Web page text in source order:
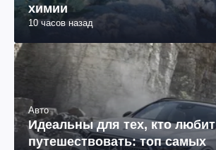
химии
10 часов назад
Авто
Идеальны для тех, кто любит
путешествовать: топ самых